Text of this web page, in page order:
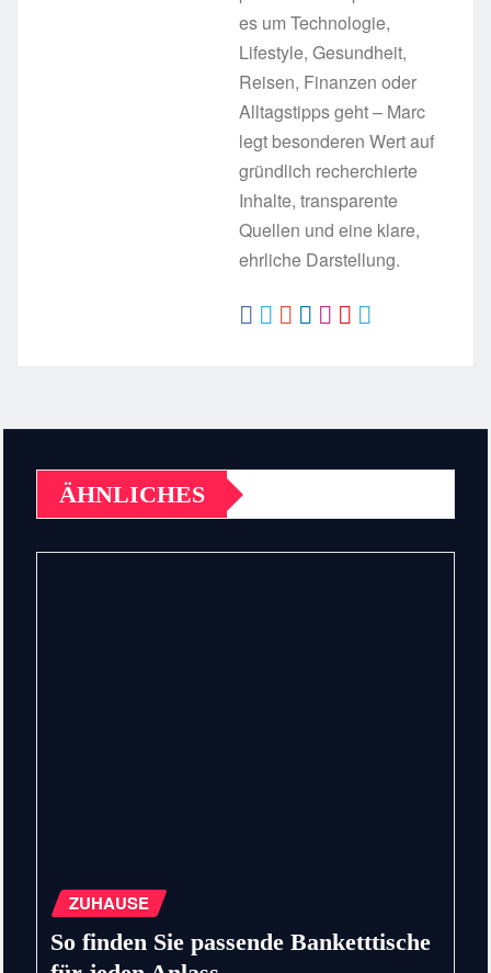
es um Technologie,
Lifestyle, Gesundheit,
Reisen, Finanzen oder
Alltagstipps geht – Marc
legt besonderen Wert auf
gründlich recherchierte
Inhalte, transparente
Quellen und eine klare,
ehrliche Darstellung.
ÄHNLICHES
ZUHAUSE
So finden Sie passende Banketttische